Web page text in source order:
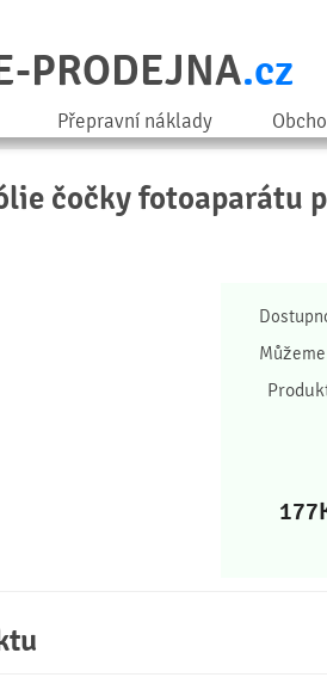
PRODEJNA.cz
Přepravní náklady
čočky fotoaparátu
177